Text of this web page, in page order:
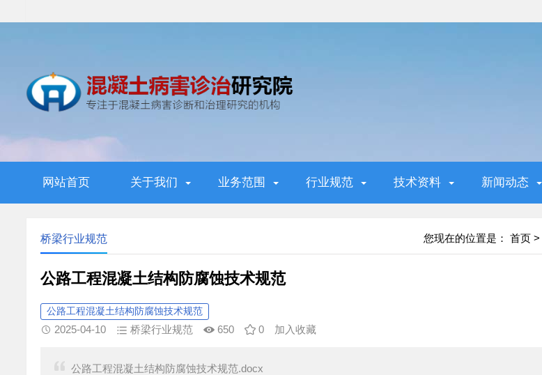
网站首页 关于我们 业务范围 行业规范 技术资料 新闻动态
您现在的位置是： 首页 >
桥梁行业规范
公路工程混凝土结构防腐蚀技术规范
公路工程混凝土结构防腐蚀技术规范
2025-04-10 桥梁行业规范 650 0 加入收藏
公路工程混凝土结构防腐蚀技术规范.docx